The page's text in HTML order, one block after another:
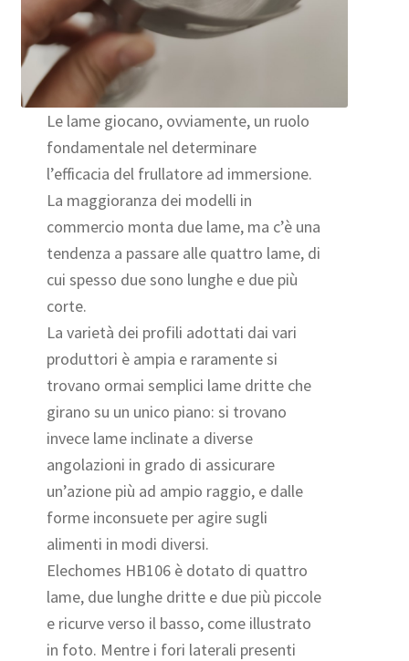
Le lame giocano, ovviamente, un ruolo
fondamentale nel determinare
l’efficacia del frullatore ad immersione.
La maggioranza dei modelli in
commercio monta due lame, ma c’è una
tendenza a passare alle quattro lame, di
cui spesso due sono lunghe e due più
corte.
La varietà dei profili adottati dai vari
produttori è ampia e raramente si
trovano ormai semplici lame dritte che
girano su un unico piano: si trovano
invece lame inclinate a diverse
angolazioni in grado di assicurare
un’azione più ad ampio raggio, e dalle
forme inconsuete per agire sugli
alimenti in modi diversi.
Elechomes HB106 è dotato di quattro
lame, due lunghe dritte e due più piccole
e ricurve verso il basso, come illustrato
in foto. Mentre i fori laterali presenti